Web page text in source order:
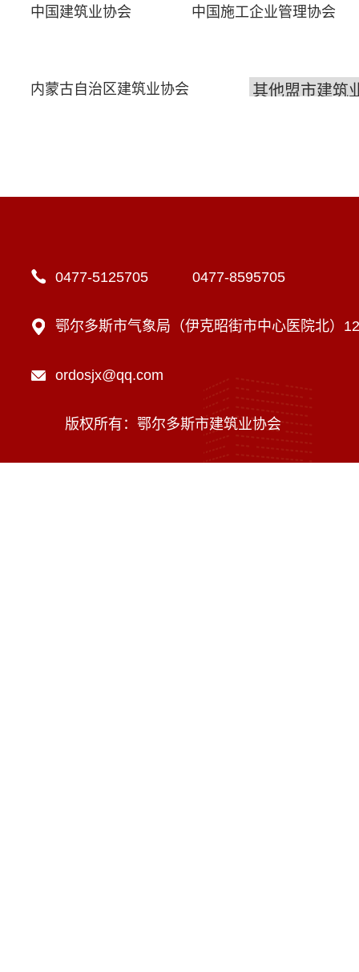
中国建筑业协会 中国施工企业管理协会
内蒙古自治区建筑业协会
0477-5125705 0477-8595705
鄂尔多斯市气象局（伊克昭街市中心医院北）
ordosjx@qq.com
版权所有：鄂尔多斯市建筑业协会